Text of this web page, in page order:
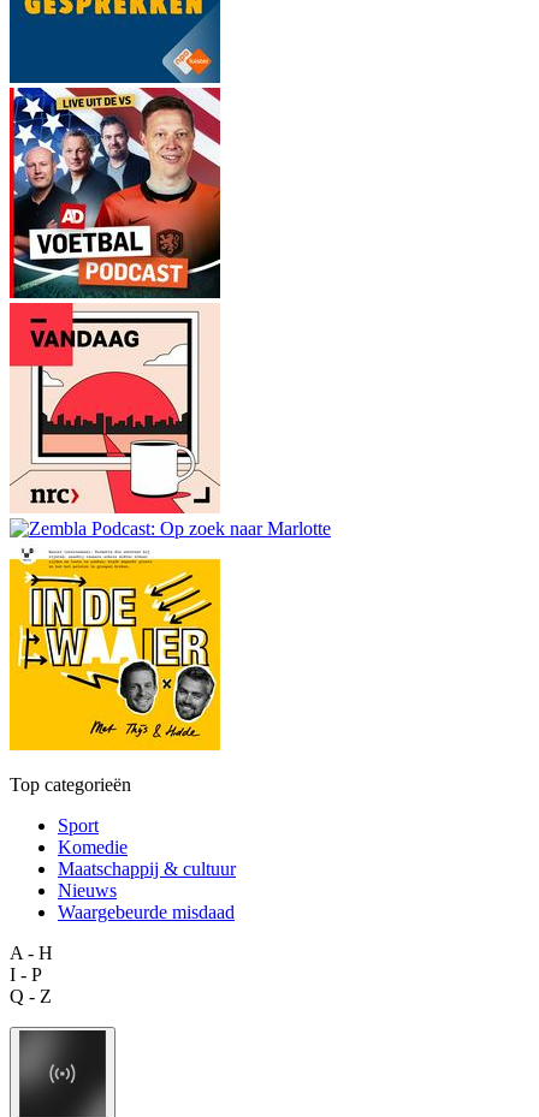
Top categorieën
Sport
Komedie
Maatschappij & cultuur
Nieuws
Waargebeurde misdaad
A - H
I - P
Q - Z